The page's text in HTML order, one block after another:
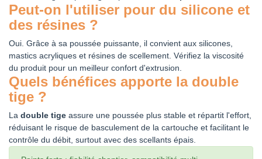
Peut-on l'utiliser pour du silicone et
des résines ?
Oui. Grâce à sa poussée puissante, il convient aux silicones,
mastics acryliques et résines de scellement. Vérifiez la viscosité
du produit pour un meilleur confort d'extrusion.
Quels bénéfices apporte la double
tige ?
La double tige assure une poussée plus stable et répartit l'effort,
réduisant le risque de basculement de la cartouche et facilitant le
contrôle du débit, surtout avec des scellants épais.